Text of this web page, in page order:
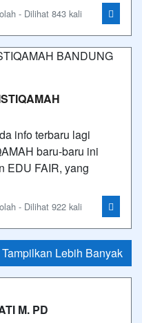
- Dilihat 843 kali
info terbaru lagi
baru-baru ini
EDU FAIR, yang
- Dilihat 922 kali
Tampilkan Lebih Banyak
M. PD